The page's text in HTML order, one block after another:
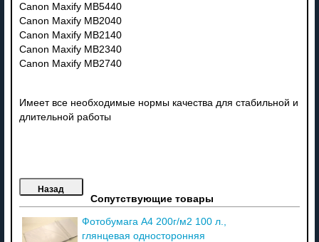
Canon Maxify MB5440
Canon Maxify MB2040
Canon Maxify MB2140
Canon Maxify MB2340
Canon Maxify MB2740
Имеет все необходимые нормы качества для стабильной и
длительной работы
Сопутствующие товары
Фотобумага A4 200г/м2 100 л.,
глянцевая односторонняя